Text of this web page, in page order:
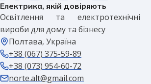
Електрика, якій довіряють
Освітлення та електротехнічні
вироби для дому та бізнесу
Полтава, Україна
+38 (067) 375-59-89
+38 (073) 954-60-72
norte.alt@gmail.com